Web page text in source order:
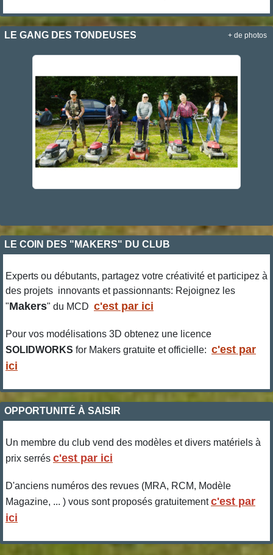
LE GANG DES TONDEUSES + de photos
LE COIN DES "MAKERS" DU CLUB
Experts ou débutants, partagez votre créativité et participez à
des projets innovants et passionnants: Rejoignez les
"Makers" du MCD c'est par ici
Pour vos modélisations 3D obtenez une licence
SOLIDWORKS for Makers gratuite et officielle: c'est par
ici
OPPORTUNITÉ À SAISIR
Un membre du club vend des modèles et divers matériels à
prix serrés c'est par ici
D'anciens numéros des revues (MRA, RCM, Modèle
Magazine, ... ) vous sont proposés gratuitementc'est par
ici